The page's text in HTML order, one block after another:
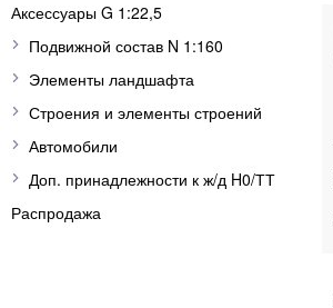
Аксессуары G 1:22,5
Подвижной состав N 1:160
Элементы ландшафта
Строения и элементы строений
Автомобили
Доп. принадлежности к ж/д H0/ТТ
Распродажа